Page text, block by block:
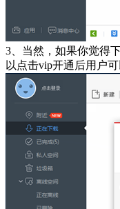
3、当然，如果你觉得
以点击vip开通后用户